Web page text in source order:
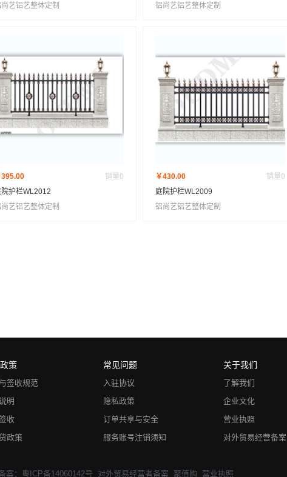
艺铝艺整体定制
铝尚艺铝艺整体定制
395.00 销量0
护栏WL2012
艺铝艺整体定制
￥430.00 销量0
庭院护栏WL2009
铝尚艺铝艺整体定制
策
签收规范
明
收
政策
常见问题
入驻协议
隐私政策
订单共享与安全
服务账号注销须知
关于我们
了解我们
企业文化
营业执照
对外贸易经营备案
案：粤ICP备14060142号 对外贸易经营者备案 聚值购 营业执照